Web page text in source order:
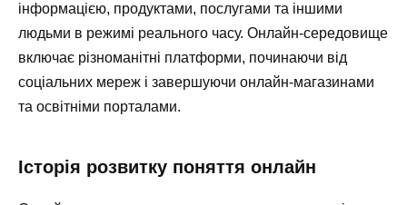
інформацією, продуктами, послугами та іншими
людьми в режимі реального часу. Онлайн-середовище
включає різноманітні платформи, починаючи від
соціальних мереж і завершуючи онлайн-магазинами
та освітніми порталами.
Історія розвитку поняття онлайн